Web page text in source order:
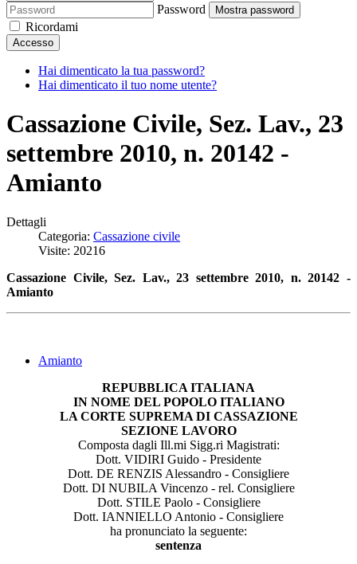
Password
Mostra password
Ricordami
Accesso
Hai dimenticato la tua password?
Hai dimenticato il tuo nome utente?
Cassazione Civile, Sez. Lav., 23
settembre 2010, n. 20142 -
Amianto
Dettagli
Categoria: Cassazione civile
Visite: 20216
Cassazione Civile, Sez. Lav., 23 settembre 2010, n. 20142 -
Amianto
Amianto
REPUBBLICA ITALIANA
IN NOME DEL POPOLO ITALIANO
LA CORTE SUPREMA DI CASSAZIONE
SEZIONE LAVORO
Composta dagli Ill.mi Sigg.ri Magistrati:
Dott. VIDIRI Guido - Presidente
Dott. DE RENZIS Alessandro - Consigliere
Dott. DI NUBILA Vincenzo - rel. Consigliere
Dott. STILE Paolo - Consigliere
Dott. IANNIELLO Antonio - Consigliere
ha pronunciato la seguente:
sentenza